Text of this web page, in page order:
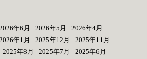
年6月 2026年5月
2026年4月
年1月 2025年12月
2025年11月
2025年8月 2025年7月
2025年6月